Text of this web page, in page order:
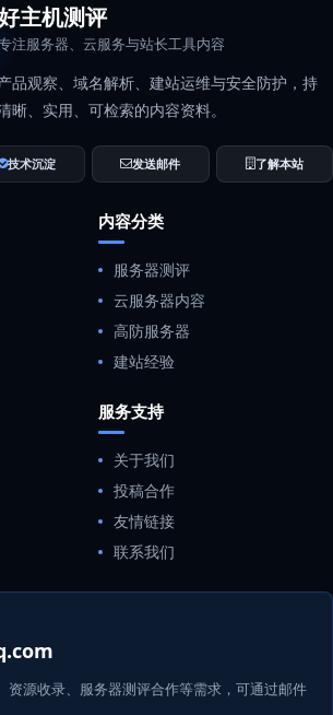
主机测评
注服务器、云服务与站长工具内容
品观察、域名解析、建站运维与安全防护，持
晰、实用、可检索的内容资料。
技术沉淀 发送邮件 了解本站
内容分类
服务器测评
云服务器内容
高防服务器
建站经验
服务支持
关于我们
投稿合作
友情链接
联系我们
资源收录、服务器测评合作等需求，可通过邮件